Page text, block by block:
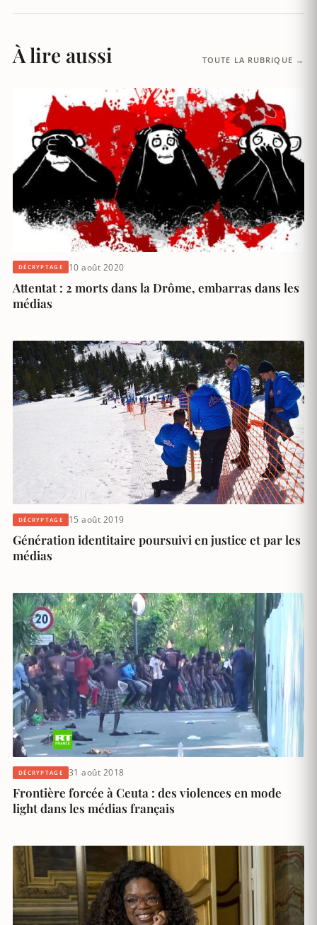
À lire aussi TOUTE LA RUBRIQUE →
DÉCRYPTAGE 10 août 2020
Attentat : 2 morts dans la Drôme, embarras dans les
médias
DÉCRYPTAGE 15 août 2019
Génération identitaire poursuivi en justice et par les
médias
DÉCRYPTAGE 31 août 2018
Frontière forcée à Ceuta : des violences en mode
light dans les médias français